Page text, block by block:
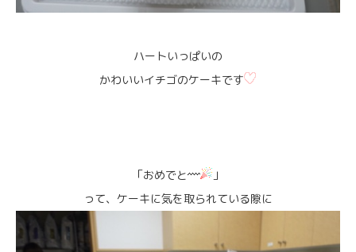
ハートいっぱいの
かわいいイチゴのケーキです
「おめでと
」
って、ケーキに気を取られている隙に